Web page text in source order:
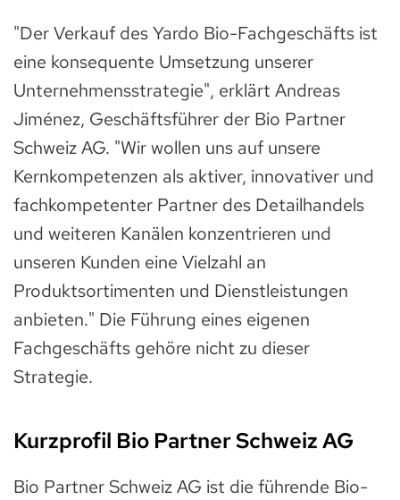
"Der Verkauf des Yardo Bio-Fachgeschäfts ist
eine konsequente Umsetzung unserer
Unternehmensstrategie", erklärt Andreas
Jiménez, Geschäftsführer der Bio Partner
Schweiz AG. "Wir wollen uns auf unsere
Kernkompetenzen als aktiver, innovativer und
fachkompetenter Partner des Detailhandels
und weiteren Kanälen konzentrieren und
unseren Kunden eine Vielzahl an
Produktsortimenten und Dienstleistungen
anbieten." Die Führung eines eigenen
Fachgeschäfts gehöre nicht zu dieser
Strategie.
Kurzprofil Bio Partner Schweiz AG
Bio Partner Schweiz AG ist die führende Bio-